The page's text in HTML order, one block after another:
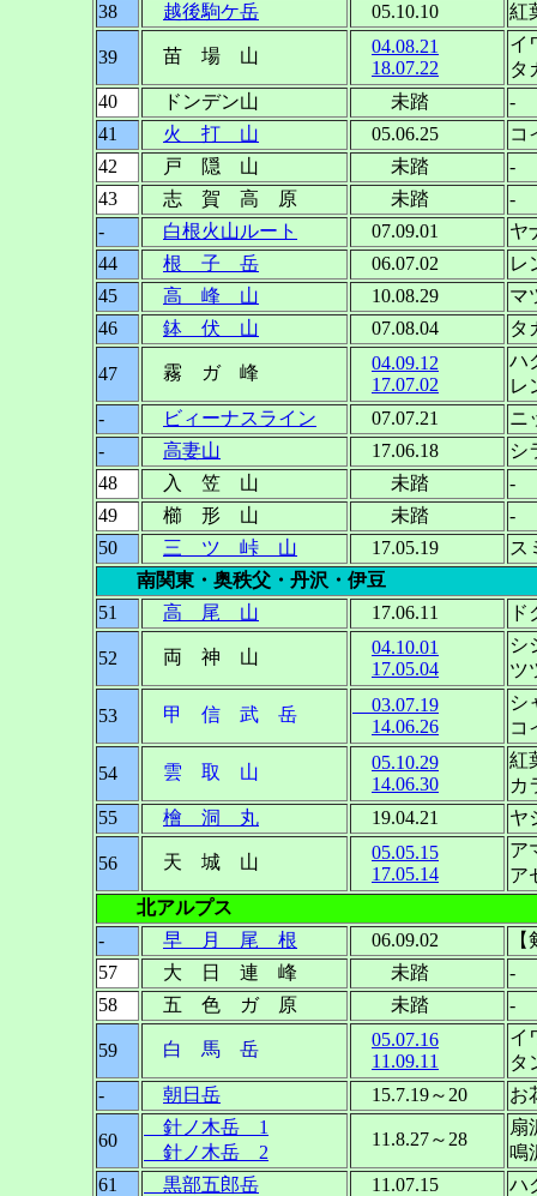
38
越後駒ケ岳 05.10.10 紅
39 苗 場 山
04.08.21
18.07.22
イ
タ
40
ドンデン山 未踏
-
41
火 打 山 05.06.25
コ
42
戸 隠 山 未踏
-
43
志 賀 高 原 未踏
-
-
白根火山ルート 07.09.01
ヤ
44
根 子 岳 06.07.02
レ
45
高 峰 山 10.08.29
マ
46
鉢 伏 山 07.08.04 タ
47 霧 ガ 峰
04.09.12
17.07.02
ハ
レ
-
ビィーナスライン 07.07.21
ニ
-
高妻山 17.06.18
シ
48
入 笠 山 未踏
-
49
櫛 形 山 未踏
-
50
三 ツ 峠 山 17.05.19
ス
南関東・奥秩父・丹沢・伊豆
51
高 尾 山 17.06.11
52 両 神 山
04.10.01
17.05.04
シ
ツ
53 甲 信 武 岳
03.07.19
14.06.26
シ
コ
54 雲 取 山
05.10.29
14.06.30
紅
カ
55
檜 洞 丸 19.04.21 ヤ
56 天 城 山
05.05.15
17.05.14
ア
ア
北アルプス
-
早 月 尾 根 06.09.02
57
大 日 連 峰 未踏
-
58
五 色 ガ 原 未踏 -
59 白 馬 岳
05.07.16
11.09.11
イ
タ
-
朝日岳 15.7.19～20 お
60
針ノ木岳 1
針ノ木岳 2
11.8.27～28
扇
鳴
61
黒部五郎岳 11.07.15 ハ